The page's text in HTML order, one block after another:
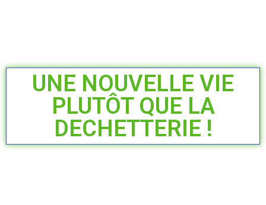
UNE NOUVELLE VIE
PLUTÔT QUE LA
DECHETTERIE !